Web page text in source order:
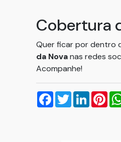
Cobertura
Quer ficar por dentro
da Novanas redes
Acompanhe!
Facebook
TwitterLinkedIn